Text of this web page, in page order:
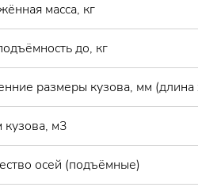
масса, кг
до, кг
размеры кузова, мм
м3
осей (подъёмные)